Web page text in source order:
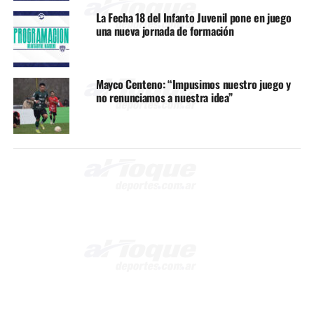
La Fecha 18 del Infanto Juvenil pone en juego
una nueva jornada de formación
Mayco Centeno: “Impusimos nuestro juego y
no renunciamos a nuestra idea”